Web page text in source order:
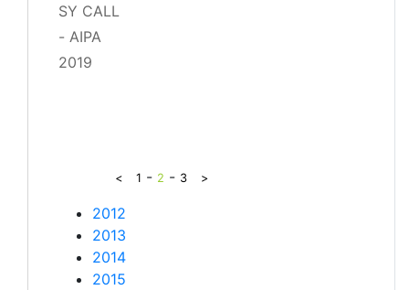
SY CALL
- AIPA
2019
< 1 - 2 - 3 >
2012
2013
2014
2015